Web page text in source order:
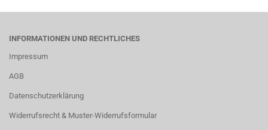
INFORMATIONEN UND RECHTLICHES
Impressum
AGB
Datenschutzerklärung
Widerrufsrecht & Muster-Widerrufsformular